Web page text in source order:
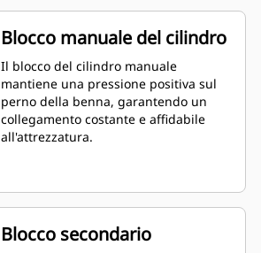
Blocco manuale del cilindro
Il blocco del cilindro manuale
mantiene una pressione positiva sul
perno della benna, garantendo un
collegamento costante e affidabile
all'attrezzatura.
Blocco secondario